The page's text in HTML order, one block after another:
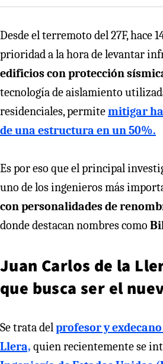
Desde el terremoto del 27F, hace
prioridad a la hora de levantar
edificios con protección
tecnología de aislamiento
residenciales, permitemitigar
de una estructura en un 50%.
Es por eso que el principal
uno de los ingenieros más
con personalidades de
donde destacan nombres como
Juan Carlos de la
que busca ser el
Se trata delprofesor y
Llera, quien recientemente se